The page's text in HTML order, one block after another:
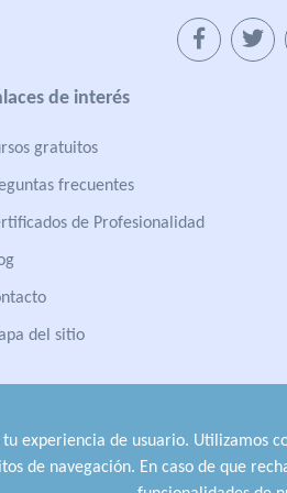
de interés
gratuitos
frecuentes
de Profesionalidad
del sitio
experiencia de usuario. Utilizamos
de navegación. En caso de que